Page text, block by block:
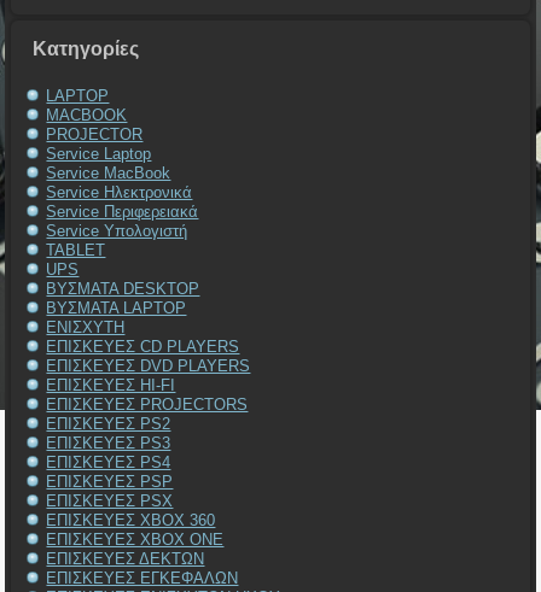
Kατηγορίες
LAPTOP
MACBOOK
PROJECTOR
Service Laptop
Service MacBook
Service Ηλεκτρονικά
Service Περιφερειακά
Service Υπολογιστή
TABLET
UPS
ΒΥΣΜΑΤΑ DESKTOP
ΒΥΣΜΑΤΑ LAPTOP
ΕΝΙΣΧΥΤΗ
ΕΠΙΣΚΕΥΕΣ CD PLAYERS
ΕΠΙΣΚΕΥΕΣ DVD PLAYERS
ΕΠΙΣΚΕΥΕΣ HI-FI
ΕΠΙΣΚΕΥΕΣ PROJECTORS
ΕΠΙΣΚΕΥΕΣ PS2
ΕΠΙΣΚΕΥΕΣ PS3
ΕΠΙΣΚΕΥΕΣ PS4
ΕΠΙΣΚΕΥΕΣ PSP
ΕΠΙΣΚΕΥΕΣ PSX
ΕΠΙΣΚΕΥΕΣ XBOX 360
ΕΠΙΣΚΕΥΕΣ XBOX ONE
ΕΠΙΣΚΕΥΕΣ ΔΕΚΤΩΝ
ΕΠΙΣΚΕΥΕΣ ΕΓΚΕΦΑΛΩΝ